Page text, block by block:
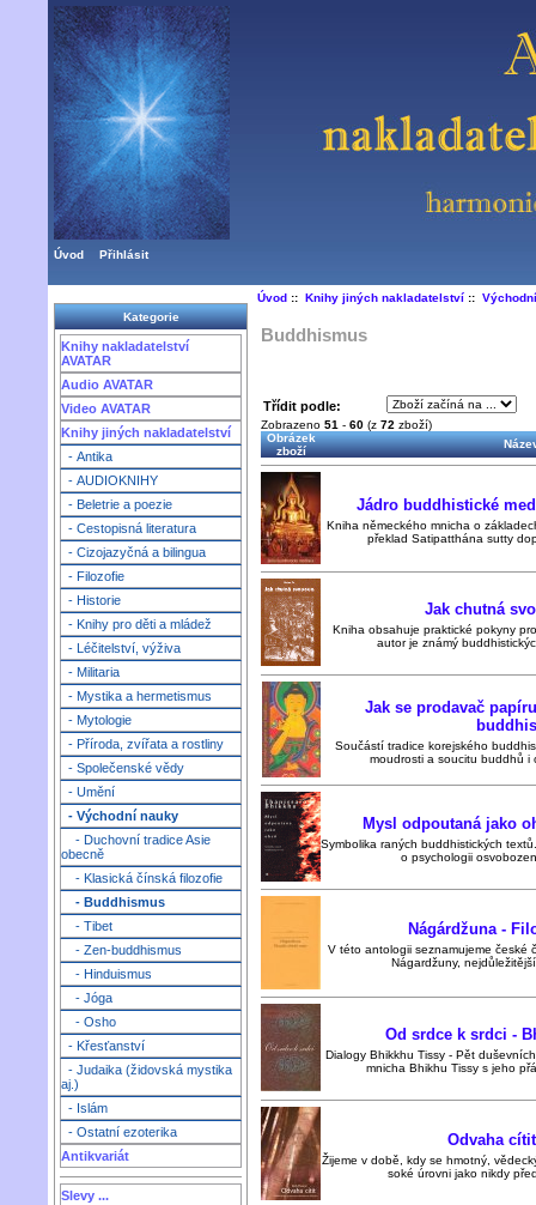
Úvod Přihlásit
Kategorie
Knihy nakladatelství
AVATAR
Audio AVATAR
Video AVATAR
Knihy jiných nakladatelství
- Antika
- AUDIOKNIHY
- Beletrie a poezie
- Cestopisná literatura
- Cizojazyčná a bilingua
- Filozofie
- Historie
- Knihy pro děti a mládež
- Léčitelství, výživa
- Militaria
- Mystika a hermetismus
- Mytologie
- Příroda, zvířata a rostliny
- Společenské vědy
- Umění
- Východní nauky
- Duchovní tradice Asie
obecně
- Klasická čínská filozofie
- Buddhismus
- Tibet
- Zen-buddhismus
- Hinduismus
- Jóga
- Osho
- Křesťanství
- Judaika (židovská mystika
aj.)
- Islám
- Ostatní ezoterika
Antikvariát
Slevy ...
Úvod:: Knihy jiných nakladatelství::
Buddhismus
Třídit podle:
Zobrazeno 51 - 60 (z 72 zboží)
Obrázek
zboží
Jádro buddhistické
Kniha německého mnicha o
překlad Satipatthána sutty
Jak chutná
Kniha obsahuje praktické pokyny
autor je známý
Jak se prodavač
Součástí tradice korejského
moudrosti a soucitu buddhů i
Mysl odpoutaná jako
Symbolika raných buddhistických
o psychologii
Nágárdžuna -
V této antologii seznamujeme české
Nágardžuny,
Od srdce k srdci -
Dialogy Bhikkhu Tissy - Pět
mnicha Bhikhu Tissy s jeho
Odvaha
Žijeme v době, kdy se hmotný,
soké úrovni jako nikdy